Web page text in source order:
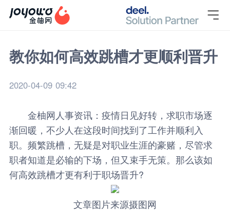

教你如何高效跳槽才更顺利晋升
2020-04-09 09:42
金柚网 人事资讯：疫情日见好转，求职市场逐
渐回暖，不少人在这段时间找到了工作并顺利入
职。频繁跳槽，无疑是对职业生涯的豪赌，尽管求
职者知道是必输的下场，但又束手无策。那么该如
何高效跳槽才更有利于职场晋升?
文章图片来源摄图网